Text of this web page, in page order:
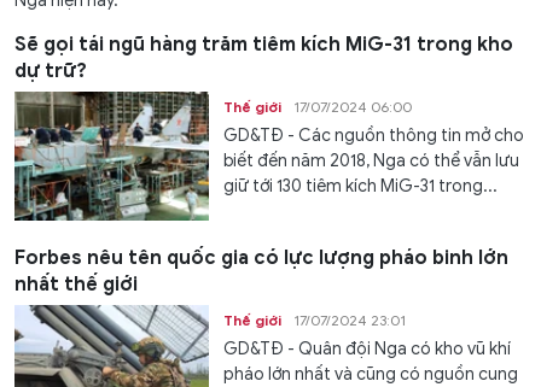
Sẽ gọi tái ngũ hàng trăm tiêm kích MiG-31 trong kho
dự trữ?
Thế giới 17/07/2024 06:00
GD&TĐ - Các nguồn thông tin mở cho
biết đến năm 2018, Nga có thể vẫn lưu
giữ tới 130 tiêm kích MiG-31 trong...
Forbes nêu tên quốc gia có lực lượng pháo binh lớn
nhất thế giới
Thế giới 17/07/2024 23:01
GD&TĐ - Quân đội Nga có kho vũ khí
pháo lớn nhất và cũng có nguồn cung